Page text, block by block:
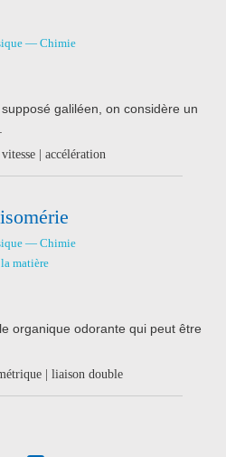
— Chimie
galiléen, on considère un
| accélération
— Chimie
matière
organique odorante qui peut être
| liaison double